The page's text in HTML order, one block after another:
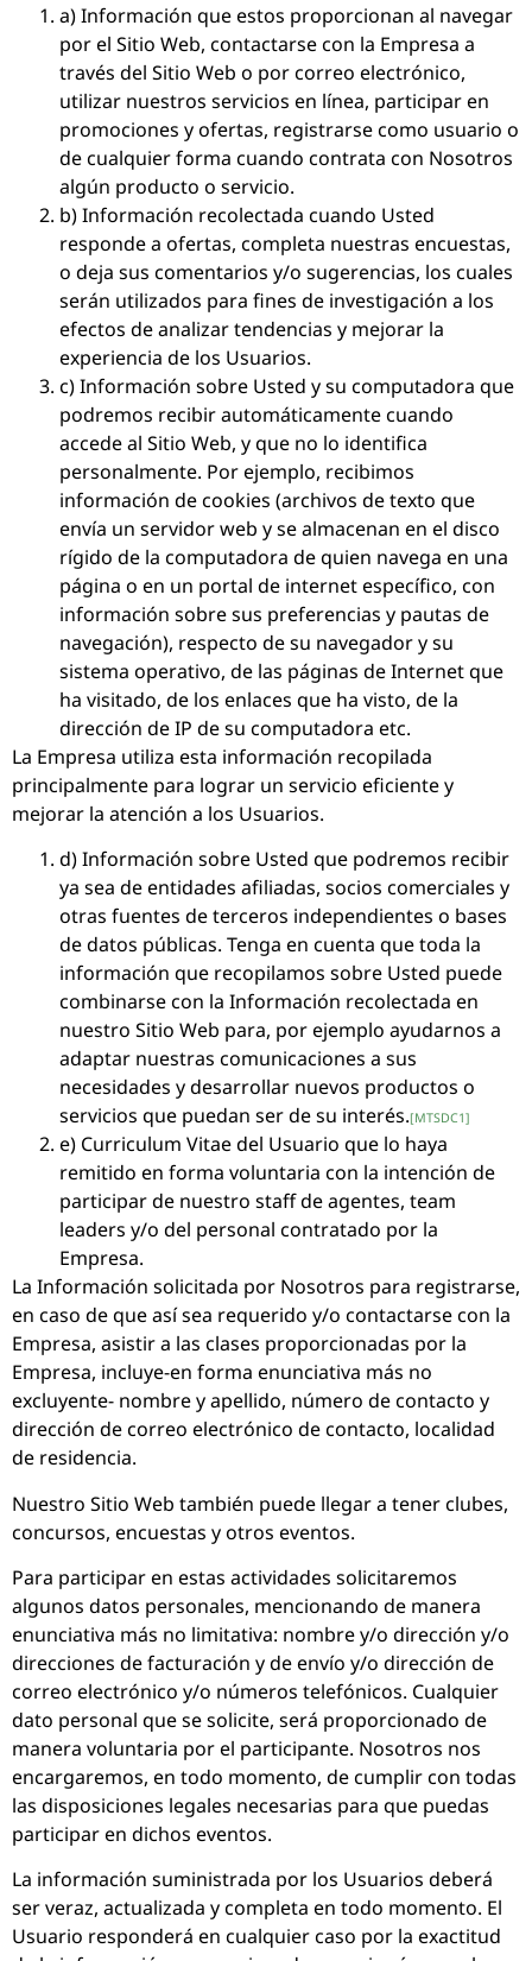
a) Información que estos proporcionan al navegar
por el Sitio Web, contactarse con la Empresa a
través del Sitio Web o por correo electrónico,
utilizar nuestros servicios en línea, participar en
promociones y ofertas, registrarse como usuario o
de cualquier forma cuando contrata con Nosotros
algún producto o servicio.
b) Información recolectada cuando Usted
responde a ofertas, completa nuestras encuestas,
o deja sus comentarios y/o sugerencias, los cuales
serán utilizados para fines de investigación a los
efectos de analizar tendencias y mejorar la
experiencia de los Usuarios.
c) Información sobre Usted y su computadora que
podremos recibir automáticamente cuando
accede al Sitio Web, y que no lo identifica
personalmente. Por ejemplo, recibimos
información de cookies (archivos de texto que
envía un servidor web y se almacenan en el disco
rígido de la computadora de quien navega en una
página o en un portal de internet específico, con
información sobre sus preferencias y pautas de
navegación), respecto de su navegador y su
sistema operativo, de las páginas de Internet que
ha visitado, de los enlaces que ha visto, de la
dirección de IP de su computadora etc.
La Empresa utiliza esta información recopilada
principalmente para lograr un servicio eficiente y
mejorar la atención a los Usuarios.
d) Información sobre Usted que podremos recibir
ya sea de entidades afiliadas, socios comerciales y
otras fuentes de terceros independientes o bases
de datos públicas. Tenga en cuenta que toda la
información que recopilamos sobre Usted puede
combinarse con la Información recolectada en
nuestro Sitio Web para, por ejemplo ayudarnos a
adaptar nuestras comunicaciones a sus
necesidades y desarrollar nuevos productos o
servicios que puedan ser de su interés.[MTSDC1]
e) Curriculum Vitae del Usuario que lo haya
remitido en forma voluntaria con la intención de
participar de nuestro staff de agentes, team
leaders y/o del personal contratado por la
Empresa.
La Información solicitada por Nosotros para registrarse,
en caso de que así sea requerido y/o contactarse con la
Empresa, asistir a las clases proporcionadas por la
Empresa, incluye-en forma enunciativa más no
excluyente- nombre y apellido, número de contacto y
dirección de correo electrónico de contacto, localidad
de residencia.
Nuestro Sitio Web también puede llegar a tener clubes,
concursos, encuestas y otros eventos.
Para participar en estas actividades solicitaremos
algunos datos personales, mencionando de manera
enunciativa más no limitativa: nombre y/o dirección y/o
direcciones de facturación y de envío y/o dirección de
correo electrónico y/o números telefónicos. Cualquier
dato personal que se solicite, será proporcionado de
manera voluntaria por el participante. Nosotros nos
encargaremos, en todo momento, de cumplir con todas
las disposiciones legales necesarias para que puedas
participar en dichos eventos.
La información suministrada por los Usuarios deberá
ser veraz, actualizada y completa en todo momento. El
Usuario responderá en cualquier caso por la exactitud